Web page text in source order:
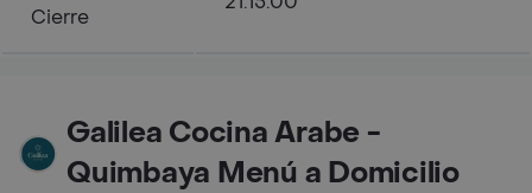
Cierre
Galilea Cocina Arabe -
Quimbaya Menú a Domicilio